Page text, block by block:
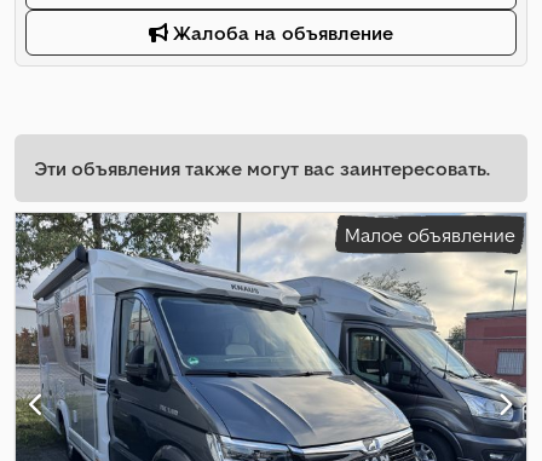
Жалоба на объявление
Эти объявления также могут вас заинтересовать.
Малое объявление